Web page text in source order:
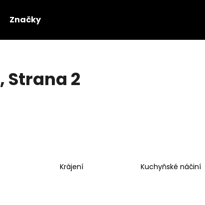
Značky
, Strana 2
Krájení Kuchyňské náčiní